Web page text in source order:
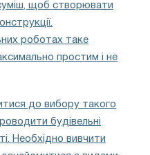
щоб створювати
роботах таке
простим і не
до вибору такого
будівельні
Необхідно вивчити